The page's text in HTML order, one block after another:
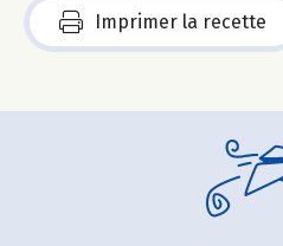
Imprimer la recette